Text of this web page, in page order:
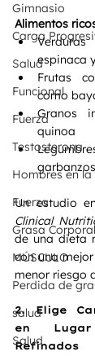
Gimnasio
Carga
Salud
Funcional
Fuerza
Testosterona
Hombres en
Fuerza
Grasa Corporal
MÚSCULO
Perdida de
salud
Salud
Alimentos
espinaca
Frutas
como
Granos
quinoa
garbanzos
Un estudio
Clinical
de una dieta
con una
menor riesgo
2. Elige
en
Refinados